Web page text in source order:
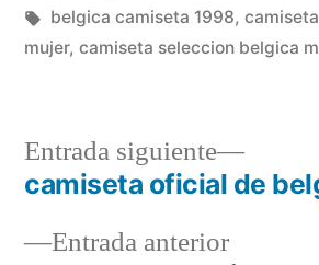
en
Etiquetas:
belgica camiseta 1998,
mujer, camiseta seleccion belgica
Navegación
Entrada anteriorEntrada
Entrada siguiente
Entrada
camiseta oficial de